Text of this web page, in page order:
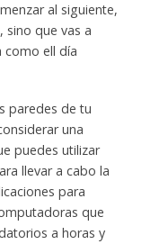
al siguiente,
sino que vas a
como ell día
paredes de tu
una
puedes utilizar
llevar a cabo la
para
que
a horas y